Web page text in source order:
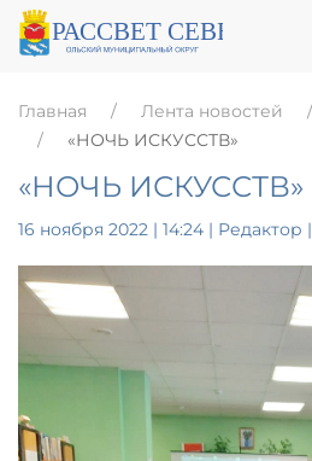
Главная Лента новостей
«НОЧЬ ИСКУССТВ»
«НОЧЬ ИСКУССТВ»
16 ноября 2022 | 14:24 | Редактор |